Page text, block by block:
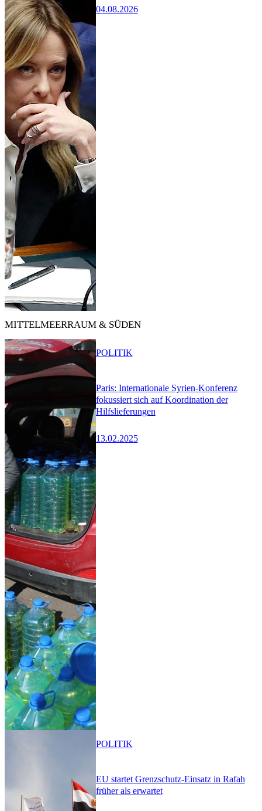
04.08.2026
MITTELMEERRAUM & SÜDEN
Paris: Internationale Syrien-Konferenz
fokussiert sich auf Koordination der
Hilfslieferungen
13.02.2025
POLITIK
EU startet Grenzschutz-Einsatz in Rafah
früher als erwartet
POLITIK